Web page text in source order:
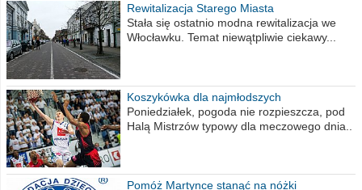
Rewitalizacja Starego Miasta
Stała się ostatnio modna rewitalizacja we
Włocławku. Temat niewątpliwie ciekawy...
Koszykówka dla najmłodszych
Poniedziałek, pogoda nie rozpieszcza, pod
Halą Mistrzów typowy dla meczowego dnia..
Pomóż Martynce stanąć na nóżki